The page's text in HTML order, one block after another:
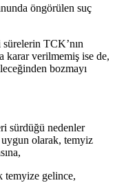
öngörülen suç
sürelerin TCK’nın
karar verilmemiş ise de,
bozmayı
sürdüğü nedenler
olarak, temyiz
temyize gelince,